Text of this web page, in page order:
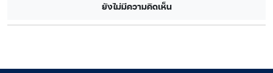
ยังไม่มีความคิดเห็น